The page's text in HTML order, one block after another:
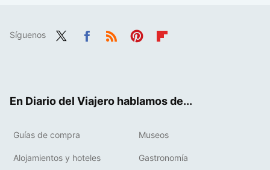
Síguenos
En Diario del Viajero hablamos de...
Guías de compra Museos
Alojamientos y hoteles Gastronomía